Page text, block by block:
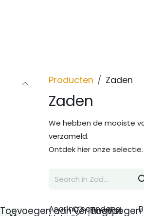
Producten Zaden
Zaden
We hebben de mooiste
verzameld.
Ontdek hier onze selectie.
Asarina scandens
Toevoegen aan verlanglijst